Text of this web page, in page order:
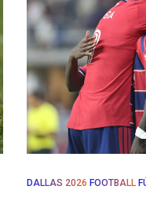
DALLAS 2026 FOOTBALL